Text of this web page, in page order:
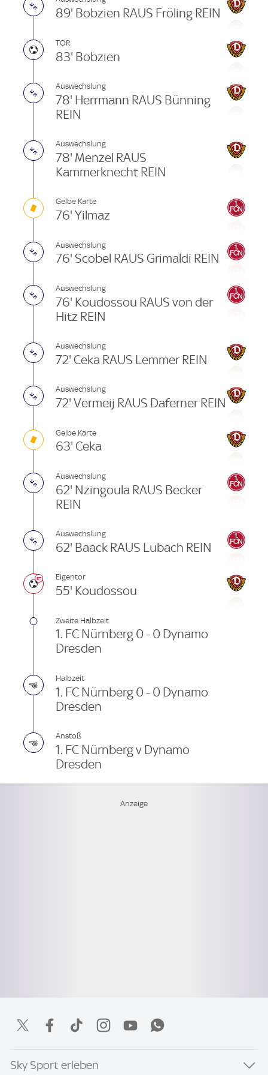
89' Bobzien RAUS Fröling REIN
TOR
83' Bobzien
Auswechslung
78' Herrmann RAUS Bünning
REIN
Auswechslung
78' Menzel RAUS
Kammerknecht REIN
Gelbe Karte
76' Yilmaz
Auswechslung
76' Scobel RAUS Grimaldi REIN
Auswechslung
76' Koudossou RAUS von der
Hitz REIN
Auswechslung
72' Ceka RAUS Lemmer REIN
Auswechslung
72' Vermeij RAUS Daferner REIN
Gelbe Karte
63' Ceka
Auswechslung
62' Nzingoula RAUS Becker
REIN
Auswechslung
62' Baack RAUS Lubach REIN
Eigentor
55' Koudossou
Zweite Halbzeit
1. FC Nürnberg 0 - 0 Dynamo
Dresden
Halbzeit
1. FC Nürnberg 0 - 0 Dynamo
Dresden
Anstoß
1. FC Nürnberg v Dynamo
Dresden
Sky Sport erleben